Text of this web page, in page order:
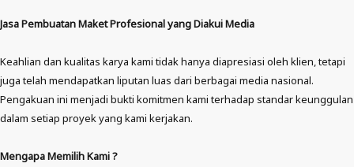
Jasa Pembuatan Maket Profesional yang Diakui Media
Keahlian dan kualitas karya kami tidak hanya diapresiasi oleh klien, tetapi
juga telah mendapatkan liputan luas dari berbagai media nasional.
Pengakuan ini menjadi bukti komitmen kami terhadap standar keunggulan
dalam setiap proyek yang kami kerjakan.
Mengapa Memilih Kami ?